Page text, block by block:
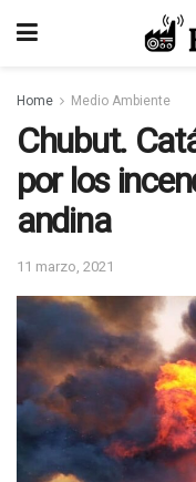
Home Medio Ambiente
Chubut.
por los
andina
11 marzo, 2021